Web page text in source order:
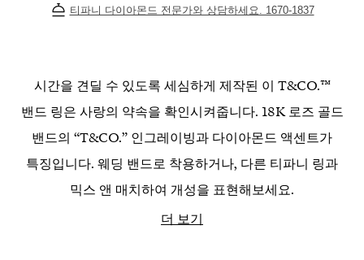
티파니 다이아몬드 전문가와 상담하세요. 1670-1837
시간을 견딜 수 있도록 세심하게 제작된 이 T&CO.™
밴드 링은 사랑의 약속을 확인시켜줍니다. 18K 로즈 골드
밴드의 “T&CO.” 인그레이빙과 다이아몬드 액센트가
특징입니다. 웨딩 밴드로 착용하거나, 다른 티파니 링과
믹스 앤 매치하여 개성을 표현해보세요.
더 보기